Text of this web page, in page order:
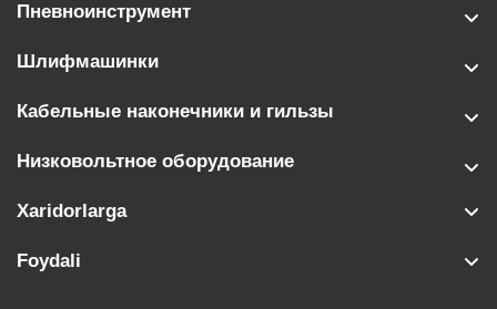
Пневноинструмент
Шлифмашинки
Кабельные наконечники и гильзы
Низковольтное оборудование
Xaridorlarga
Foydali